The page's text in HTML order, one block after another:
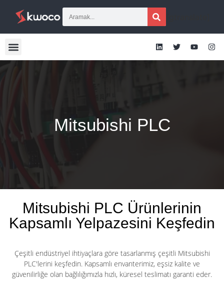
Mitsubishi PLC
Mitsubishi PLC Ürünlerinin
Kapsamlı Yelpazesini Keşfedin
Çeşitli endüstriyel ihtiyaçlara göre tasarlanmış çeşitli Mitsubishi
PLC'lerini keşfedin. Kapsamlı envanterimiz, eşsiz kalite ve
güvenilirliğe olan bağlılığımızla hızlı, küresel teslimatı garanti eder.